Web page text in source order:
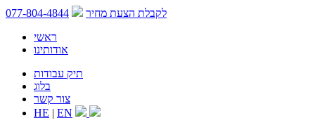
לקבלת הצעת מחיר
077-804-4844
ראשי
אודותינו
תיק עבודות
בלוג
צור קשר
HE | EN